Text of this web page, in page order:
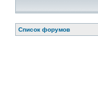
Список форумов